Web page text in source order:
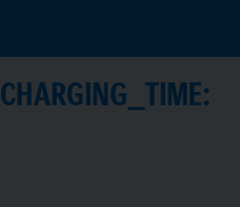
CHARGING_TIME: